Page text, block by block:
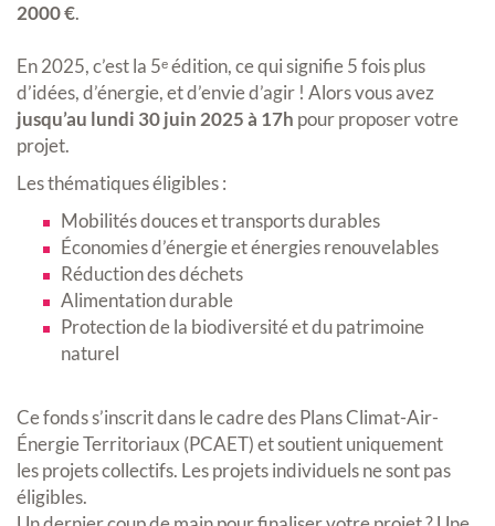
2000 €.
En 2025, c’est la 5ᵉ édition, ce qui signifie 5 fois plus
d’idées, d’énergie, et d’envie d’agir ! Alors vous avez
jusqu’au lundi 30 juin 2025 à 17h pour proposer votre
projet.
Les thématiques éligibles :
Mobilités douces et transports durables
Économies d’énergie et énergies renouvelables
Réduction des déchets
Alimentation durable
Protection de la biodiversité et du patrimoine
naturel
Ce fonds s’inscrit dans le cadre des Plans Climat-Air-
Énergie Territoriaux (PCAET) et soutient uniquement
les projets collectifs. Les projets individuels ne sont pas
éligibles.